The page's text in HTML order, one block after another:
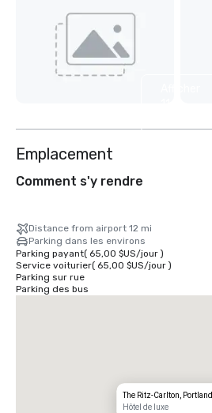
Emplacement
Comment s'y rendre
Distance from airport 12 mi
Parking dans les environs
Parking payant( 65,00 $US/jour)
Service voiturier( 65,00 $US/jour)
Parking sur rue
Parking des bus
The Ritz-Carlton, Portland
Hôtel de luxe